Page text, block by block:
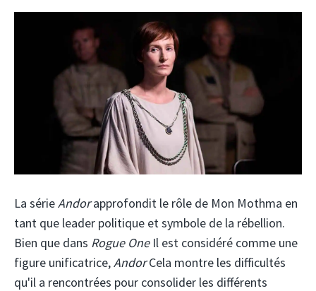
La sérieAndorapprofondit le rôle de Mon Mothma en
tant que leader politique et symbole de la rébellion.
Bien que dans Rogue OneIl est considéré comme une
figure unificatrice,AndorCela montre les difficultés
qu'il a rencontrées pour consolider les différents